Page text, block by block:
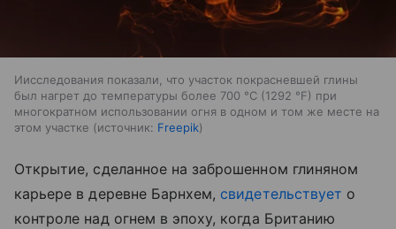
Иисследования показали, что участок покрасневшей глины
был нагрет до температуры более 700 °C (1292 °F) при
многократном использовании огня в одном и том же месте на
этом участке
источник: Freepik
Открытие, сделанное на заброшенном глиняном
карьере в деревне Барнхем, свидетельствует о
контроле над огнем в эпоху, когда Британию